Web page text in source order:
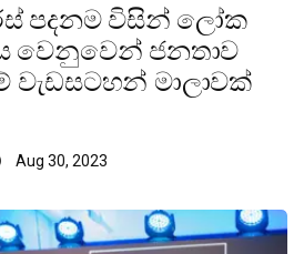
පදනම විසින් ලෝක
වෙනුවෙන් ජනතාව
වැඩසටහන් මාලාවක්
Aug 30, 2023